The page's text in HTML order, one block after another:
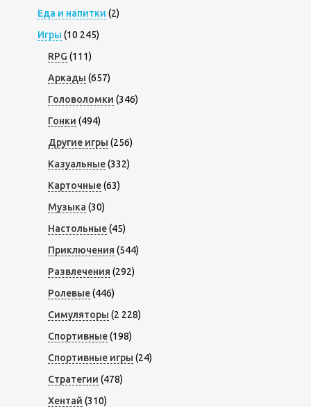
Еда и напитки (2)
Игры (10 245)
RPG (111)
Аркады (657)
Головоломки (346)
Гонки (494)
Другие игры (256)
Казуальные(332)
Карточные(63)
Музыка (30)
Настольные(45)
Приключения (544)
Развлечения (292)
Ролевые(446)
Симуляторы (2 228)
Спортивные(198)
Спортивные игры (24)
Стратегии (478)
Хентай (310)